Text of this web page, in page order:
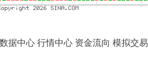
据中心 行情中心 资金流向 模拟交